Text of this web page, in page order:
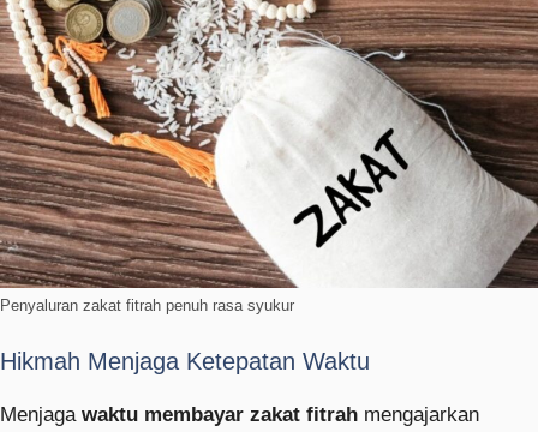
Penyaluran zakat fitrah penuh rasa syukur
Hikmah Menjaga Ketepatan Waktu
Menjaga waktu membayar zakat fitrah mengajarkan